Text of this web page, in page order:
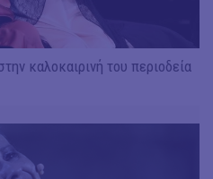
καλοκαιρινή του περιοδεία